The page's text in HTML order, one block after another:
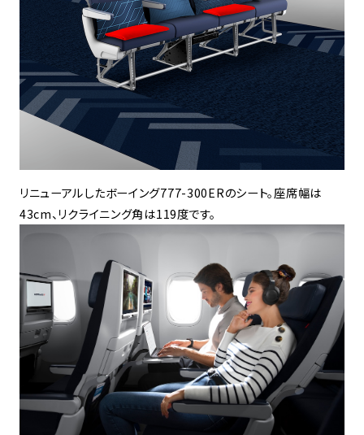
リニューアルしたボーイング777-300ERのシート。座席幅は
43cm、リクライニング角は119度です。